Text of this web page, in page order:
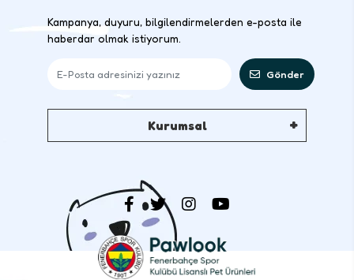
Kampanya, duyuru, bilgilendirmelerden e-posta ile
haberdar olmak istiyorum.
Gönder
Kurumsal